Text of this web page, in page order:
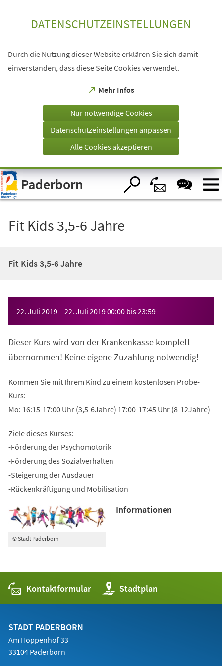
Visuelle
Assistenzsoftware
öffnen.
DATENSCHUTZEINSTELLUNGEN
Durch die Nutzung dieser Website erklären Sie sich damit
einverstanden, dass diese Seite Cookies verwendet.
Mehr Infos
(Öffnet
einem
Tab)
Nur notwendige Cookies
Datenschutzeinstellungen anpassen
Alle Cookies akzeptieren
Paderborn
Fit Kids 3,5-6 Jahre
Fit Kids 3,5-6 Jahre
22. Juli 2019– 22. Juli 201900:00 bis23:59
Dieser Kurs wird von der Krankenkasse komplett
übernommen! Keine eigene Zuzahlung notwendig!
Kommen Sie mit Ihrem Kind zu einem kostenlosen Probe-
Kurs:
Mo: 16:15-17:00 Uhr (3,5-6Jahre) 17:00-17:45 Uhr (8-12Jahre)
Ziele dieses Kurses:
-Förderung der Psychomotorik
-Förderung des Sozialverhalten
-Steigerung der Ausdauer
-Rückenkräftigung und Mobilisation
© Stadt Paderborn
Informationen
Kontaktformular Stadtplan
(Öffnet
in
einem
STADT PADERBORN
Am Hoppenhof 33
33104 Paderborn